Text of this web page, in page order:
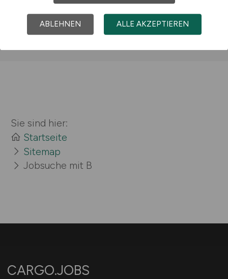
Jobs bei Burger Group
Sie sind hier:
Startseite
Sitemap
Jobsuche mit B
CARGO.JOBS
ABLEHNEN ALLE AKZEPTIEREN